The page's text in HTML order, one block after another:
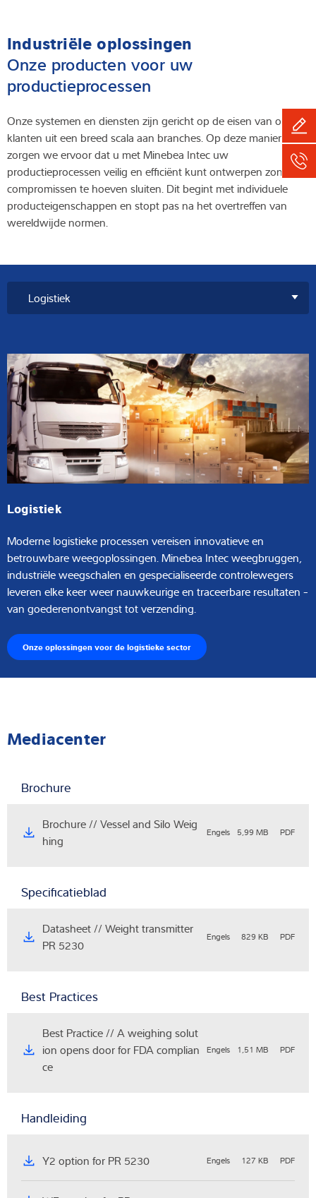
Industriële oplossingen
Onze producten voor uw
productieprocessen
Onze systemen en diensten zijn gericht op de eisen van onze
klanten uit een breed scala aan branches. Op deze manier
zorgen we ervoor dat u met Minebea Intec uw
productieprocessen veilig en efficiënt kunt ontwerpen zonder
compromissen te hoeven sluiten. Dit begint met individuele
producteigenschappen en stopt pas na het overtreffen van
wereldwijde normen.
Logistiek
Moderne logistieke processen vereisen innovatieve en
betrouwbare weegoplossingen. Minebea Intec weegbruggen,
industriële weegschalen en gespecialiseerde controlewegers
leveren elke keer weer nauwkeurige en traceerbare resultaten -
van goederenontvangst tot verzending.
Onze oplossingen voor de logistieke sector
Mediacenter
Brochure
Brochure // Vessel and Silo Weig
hing
Engels 5,99 MB PDF
Specificatieblad
Datasheet // Weight transmitter
PR 5230
Engels 829 KB PDF
Best Practices
Best Practice // A weighing solut
ion opens door for FDA complian
ce
Engels 1,51 MB PDF
Handleiding
Y2 option for PR 5230 Engels 127 KB PDF